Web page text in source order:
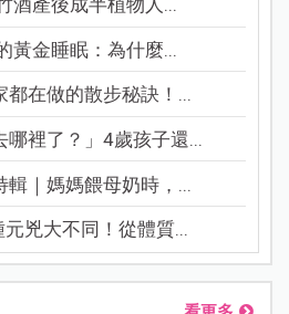
酒產後成半植物人...
黃金睡眠：為什麼...
都在做的散步秘訣！...
哪裡了？」4歲孩子還...
輯｜媽媽餵母奶時，...
兇大不同！從體質...